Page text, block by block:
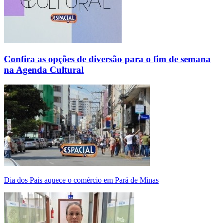
Confira as opções de diversão para o fim de semana
na Agenda Cultural
Dia dos Pais aquece o comércio em Pará de Minas